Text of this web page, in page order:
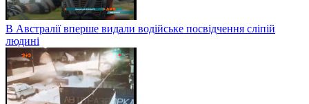
В Австралії вперше видали водійське посвідчення сліпій
людині